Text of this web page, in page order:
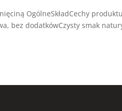
OgólneSkładCechy produktu
bez dodatkówCzysty smak